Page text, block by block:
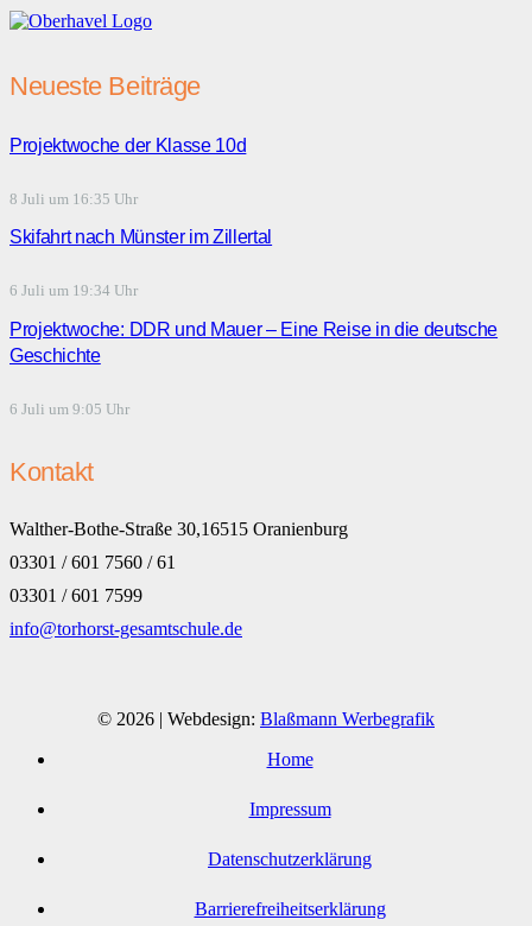
Neueste Beiträge
Projektwoche der Klasse 10d
8 Juli um 16:35 Uhr
Skifahrt nach Münster im Zillertal
6 Juli um 19:34 Uhr
Projektwoche: DDR und Mauer – Eine Reise in die deutsche
Geschichte
6 Juli um 9:05 Uhr
Kontakt
Walther-Bothe-Straße 30,16515 Oranienburg
03301 / 601 7560 / 61
03301 / 601 7599
info@torhorst-gesamtschule.de
© 2026 | Webdesign: Blaßmann Werbegrafik
Home
Impressum
Datenschutzerklärung
Barrierefreiheitserklärung